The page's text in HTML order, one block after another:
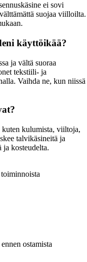
ei sovi
suojaa viilloilta.
käyttöikää?
ja vältä suoraa
tekstiili- ja
Vaihda ne, kun niissä
kulumista, viiltoja,
talvikäsineitä ja
kosteudelta.
ostamista